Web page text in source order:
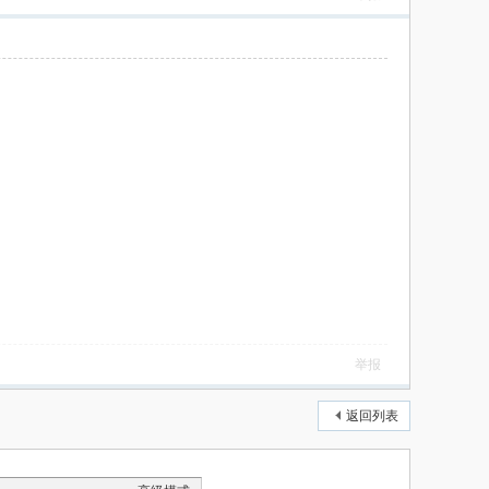
举报
返回列表